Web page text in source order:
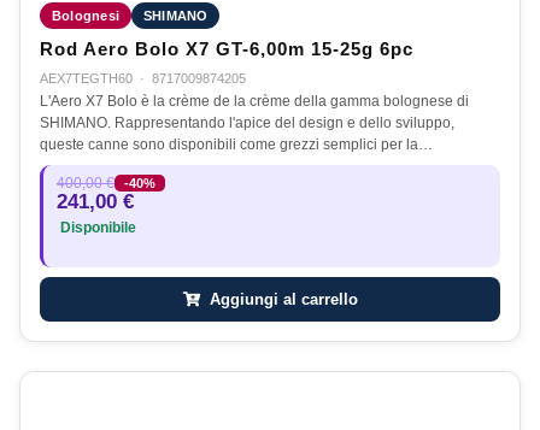
Bolognesi SHIMANO
Rod Aero Bolo X7 GT-6,00m 15-25g 6pc
AEX7TEGTH60 · 8717009874205
L'Aero X7 Bolo è la crème de la crème della gamma bolognese di
SHIMANO. Rappresentando l'apice del design e dello sviluppo,
queste canne sono disponibili come grezzi semplici per la…
400,00 € -40%
241,00 €
Disponibile
Aggiungi al carrello